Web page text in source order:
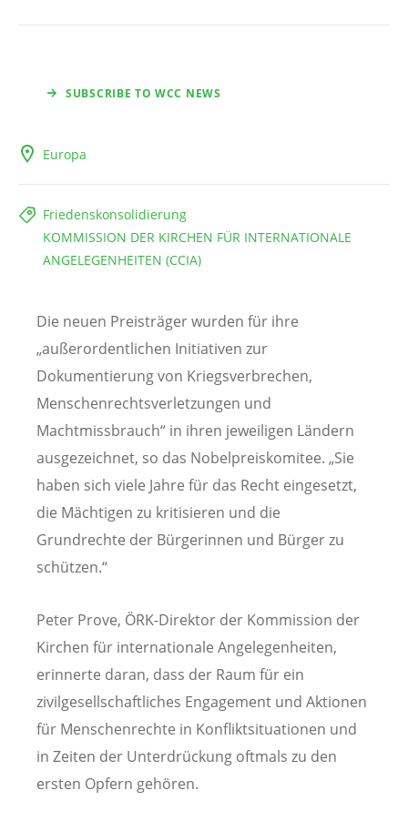
SUBSCRIBE TO WCC NEWS
Europa
Friedenskonsolidierung
KOMMISSION DER KIRCHEN FÜR INTERNATIONALE
ANGELEGENHEITEN (CCIA)
Die neuen Preisträger wurden für ihre
„außerordentlichen Initiativen zur
Dokumentierung von Kriegsverbrechen,
Menschenrechtsverletzungen und
Machtmissbrauch“ in ihren jeweiligen Ländern
ausgezeichnet, so das Nobelpreiskomitee. „Sie
haben sich viele Jahre für das Recht eingesetzt,
die Mächtigen zu kritisieren und die
Grundrechte der Bürgerinnen und Bürger zu
schützen.“
Peter Prove, ÖRK-Direktor der Kommission der
Kirchen für internationale Angelegenheiten,
erinnerte daran, dass der Raum für ein
zivilgesellschaftliches Engagement und Aktionen
für Menschenrechte in Konfliktsituationen und
in Zeiten der Unterdrückung oftmals zu den
ersten Opfern gehören.